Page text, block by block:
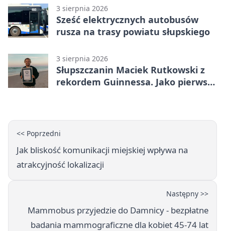
3 sierpnia 2026
Sześć elektrycznych autobusów
rusza na trasy powiatu słupskiego
3 sierpnia 2026
Słupszczanin Maciek Rutkowski z
rekordem Guinnessa. Jako pierwszy
<< Poprzedni
Jak bliskość komunikacji miejskiej wpływa na
atrakcyjność lokalizacji
Następny >>
Mammobus przyjedzie do Damnicy - bezpłatne
badania mammograficzne dla kobiet 45-74 lat